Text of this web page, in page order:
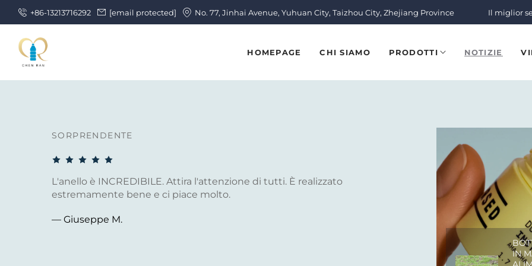
+86-13213716292 [email protected] No. 77, Jinhai Avenue, Yuhuan City, Taizhou City, Zhejiang Province Il miglior
HOMEPAGE CHI SIAMO PRODOTTI NOTIZIE
SORPRENDENTE
L'anello è INCREDIBILE. Attira l'attenzione di tutti. È realizzato
estremamente bene e ci piace molto.
— Giuseppe M.
IN